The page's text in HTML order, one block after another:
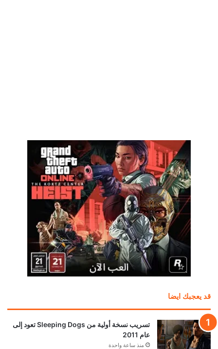
قد يعجبك ايضا
تسريب نسخة أولية من Sleeping Dogs تعود إلى
عام 2011
منذ ساعة واحدة